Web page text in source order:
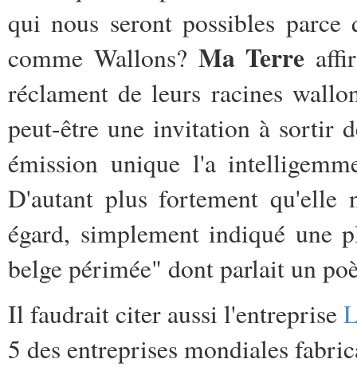
qui nous seront possibles parce
comme Wallons? Ma Terre
réclament de leurs racines
peut-être une invitation à sortir
émission unique l'a
D'autant plus fortement qu'elle
égard, simplement indiqué une
belge périmée" dont parlait un
Il faudrait citer aussi l'entreprise
5 des entreprises mondiales